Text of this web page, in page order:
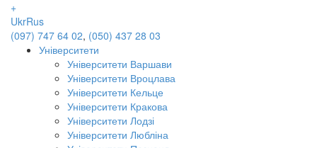
+
UkrRus
(097) 747 64 02, (050) 437 28 03
Університети
Університети Варшави
Університети Вроцлава
Університети Кельце
Університети Кракова
Університети Лодзі
Університети Любліна